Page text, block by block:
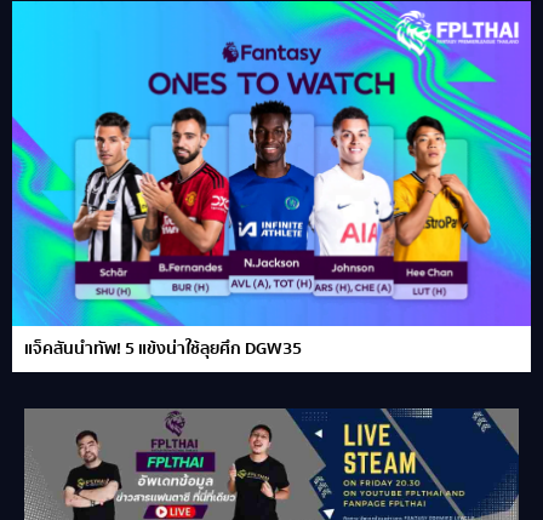
แจ็คสันนำทัพ! 5 แข้งน่าใช้ลุยศึก DGW35